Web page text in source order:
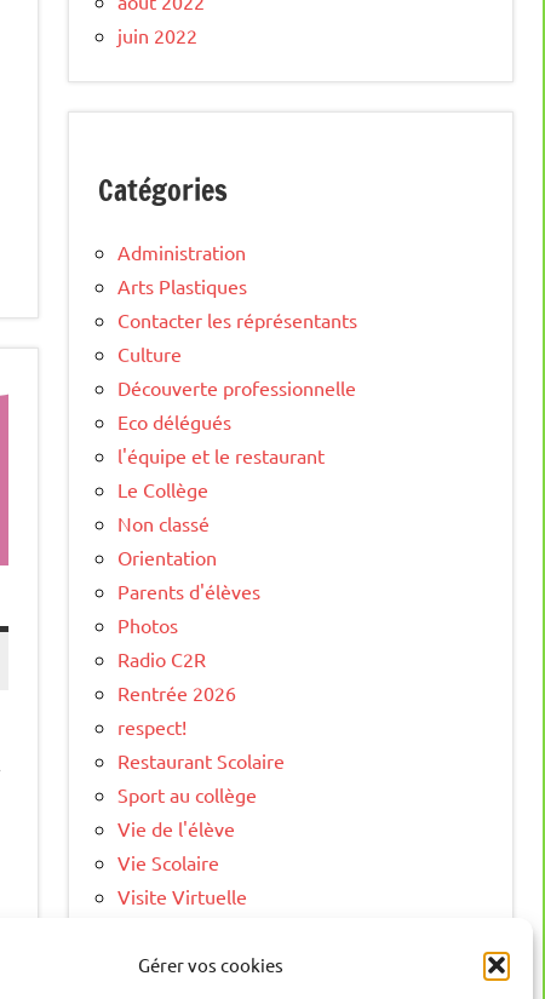
Gérer vos cookies
juin 2022
Catégories
Administration
Arts Plastiques
Contacter les réprésentants
Culture
Découverte professionnelle
Eco délégués
l'équipe et le restaurant
Le Collège
Non classé
Orientation
Parents d'élèves
Photos
Radio C2R
Rentrée 2026
respect!
Restaurant Scolaire
Sport au collège
Vie de l'élève
Vie Scolaire
Visite Virtuelle